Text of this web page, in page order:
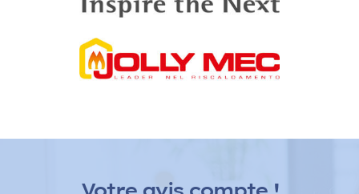
co 2 Energies vous propose des solutions alternatives,